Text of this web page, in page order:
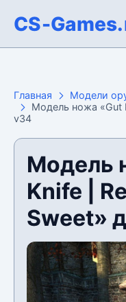
CS-
Главная
Модели
Модель ножа «Gut
v34
Модель
Knife |
Sweet»